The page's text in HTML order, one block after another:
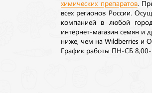
химических препаратов.
всех регионов России.
компанией в любой
интернет-магазин семян и
ниже, чем на Wildberries и
График работы ПН-СБ